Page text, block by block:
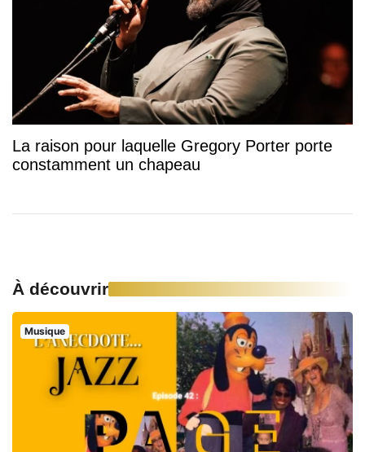
La raison pour laquelle Gregory Porter porte
constamment un chapeau
À découvrir
Musique